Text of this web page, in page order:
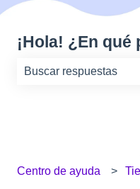
¡Hola! ¿En
No hay sugerencias
Centro de ayuda